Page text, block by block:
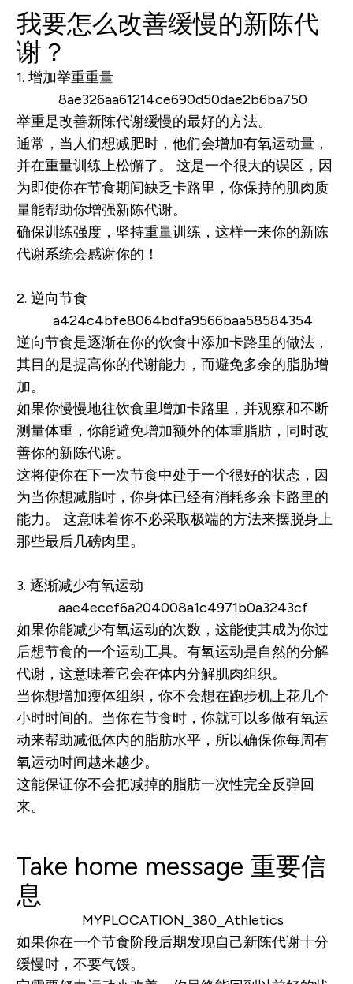
我要怎么改善缓慢的新陈代
谢？
1. 增加举重重量
举重是改善新陈代谢缓慢的最好的方法。
通常，当人们想减肥时，他们会增加有氧运动量，
并在重量训练上松懈了。 这是一个很大的误区，因
为即使你在节食期间缺乏卡路里，你保持的肌肉质
量能帮助你增强新陈代谢。
确保训练强度，坚持重量训练，这样一来你的新陈
代谢系统会感谢你的！
2. 逆向节食
逆向节食是逐渐在你的饮食中添加卡路里的做法，
其目的是提高你的代谢能力，而避免多余的脂肪增
加。
如果你慢慢地往饮食里增加卡路里，并观察和不断
测量体重，你能避免增加额外的体重脂肪，同时改
善你的新陈代谢。
这将使你在下一次节食中处于一个很好的状态，因
为当你想减脂时，你身体已经有消耗多余卡路里的
能力。 这意味着你不必采取极端的方法来摆脱身上
那些最后几磅肉里。
3. 逐渐减少有氧运动
如果你能减少有氧运动的次数，这能使其成为你过
后想节食的一个运动工具。有氧运动是自然的分解
代谢，这意味着它会在体内分解肌肉组织。
当你想增加瘦体组织，你不会想在跑步机上花几个
小时时间的。当你在节食时，你就可以多做有氧运
动来帮助减低体内的脂肪水平，所以确保你每周有
氧运动时间越来越少。
这能保证你不会把减掉的脂肪一次性完全反弹回
来。
Take home message 重要信
息
如果你在一个节食阶段后期发现自己新陈代谢十分
缓慢时，不要气馁。